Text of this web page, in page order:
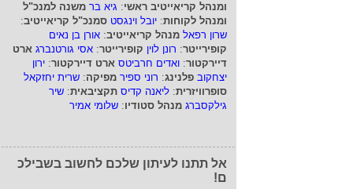
ומנהל קריאייטיב ראשי: גיא בר משנה למנכ"ל
ומנהל לקוחות: יובל וינגסט סמנכ"ל קריאייטיב:
שרון רפאל מנהל קריאייטיב: אורן בן נאים
קופירייטר: רונן לוין קופירייטר: אסי גורטנברג ארט
דיירקטור: ואדים חרביטס ארט דיירקטור: ירון
יצחקוב פלנינג: רוני ספיר מפיקה: שרית יחזקאל
סופרוויזרית: ליאנה קדיס תקציבאית: שיר
גילקסברג מנהל סטודיו: שלומי אמיר
אל תתנו לעיתון שלכם לחשוב בשבילכ
ם!